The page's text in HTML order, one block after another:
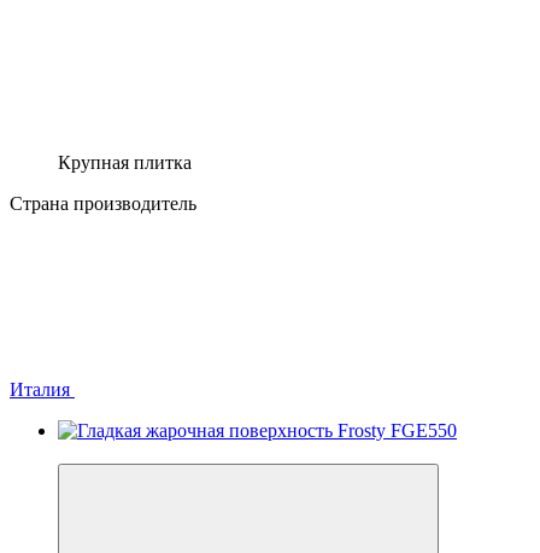
Крупная плитка
Страна производитель
Италия